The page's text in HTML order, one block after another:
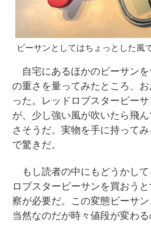
ビーサンとしてはちょっとした風
自宅にあるほかのビーサンを
の重さを量ってみたところ、
った。レッドロブスタービー
が、少し強い風が吹いたら飛
さそうだ。実物を手に持って
で驚きだ。
もし読者の中にもどうかして
ロブスタービーサンを買おう
察が必要だ。この変態ビーサ
当然なのだが時々値段が変わる